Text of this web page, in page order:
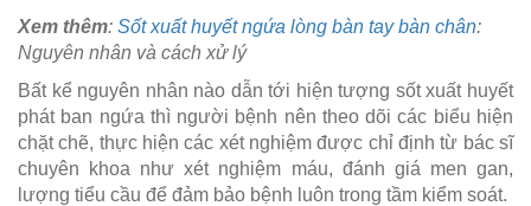
Xem thêm: Sốt xuất huyết ngứa lòng bàn tay bàn chân:
Nguyên nhân và cách xử lý
Bất kể nguyên nhân nào dẫn tới hiện tượng sốt xuất huyết
phát ban ngứa thì người bệnh nên theo dõi các biểu hiện
chặt chẽ, thực hiện các xét nghiệm được chỉ định từ bác sĩ
chuyên khoa như xét nghiệm máu, đánh giá men gan,
lượng tiểu cầu để đảm bảo bệnh luôn trong tầm kiểm soát.